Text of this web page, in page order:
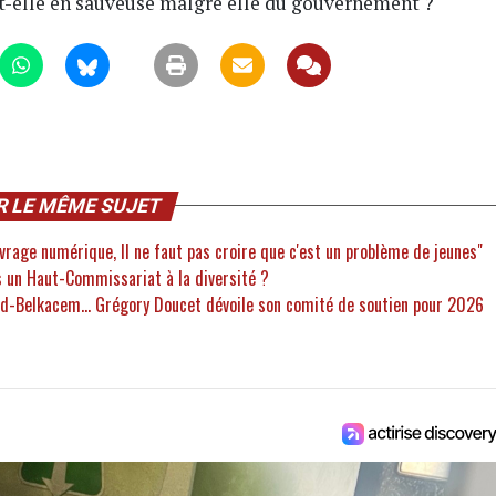
LE MÊME SUJET
numérique, Il ne faut pas croire que c'est un problème de jeunes"
un Haut-Commissariat à la diversité ?
Belkacem... Grégory Doucet dévoile son comité de soutien pour 2026